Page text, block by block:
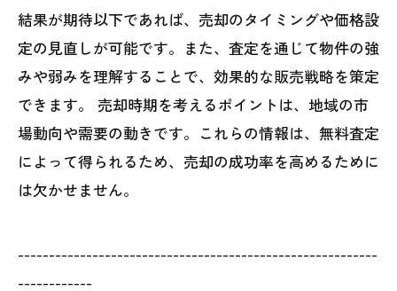
結果が期待以下であれば、売却のタイミングや価格設
定の見直しが可能です。また、査定を通じて物件の強
みや弱みを理解することで、効果的な販売戦略を策定
できます。 売却時期を考えるポイントは、地域の市
場動向や需要の動きです。これらの情報は、無料査定
によって得られるため、売却の成功率を高めるために
は欠かせません。
----------------------------------------------------------
------------